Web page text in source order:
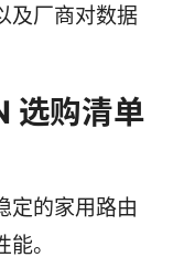
及厂商对数据
选购清单
定的家用路由
。